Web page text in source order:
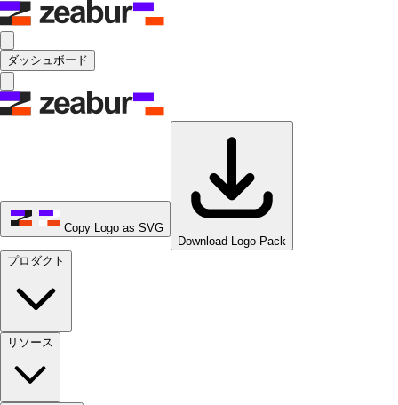
ダッシュボード
Copy Logo as SVG
Download Logo Pack
プロダクト
リソース